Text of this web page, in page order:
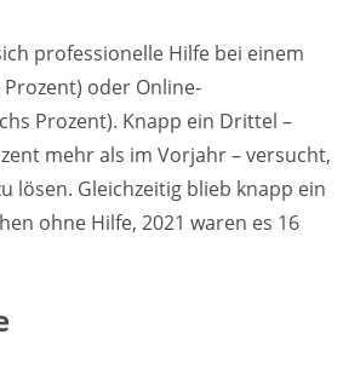
professionelle Hilfe bei einem
oder Online-
Prozent). Knapp ein Drittel –
mehr als im Vorjahr – versucht,
lösen. Gleichzeitig blieb knapp ein
ohne Hilfe, 2021 waren es 16